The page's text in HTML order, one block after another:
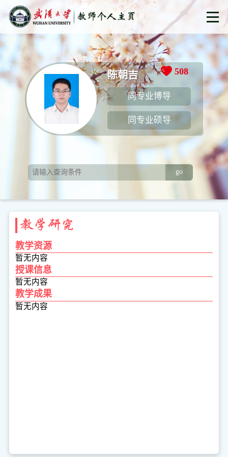
陈朝吉 508
同专业博导
同专业硕导
go
教学研究
教学资源
暂无内容
授课信息
暂无内容
教学成果
暂无内容